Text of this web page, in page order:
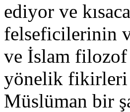
ediyor ve
felseficilerinin
ve İslam filozof
yönelik fikirleri
Müslüman bir